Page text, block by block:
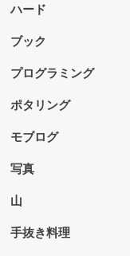
ハード
ブック
プログラミング
ポタリング
モブログ
写真
山
手抜き料理